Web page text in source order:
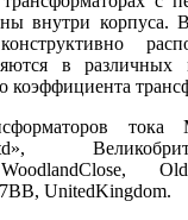
внутри корпуса.
в различных
коэффициента
»,
WoodlandClose, Old
BB, UnitedKingdom.